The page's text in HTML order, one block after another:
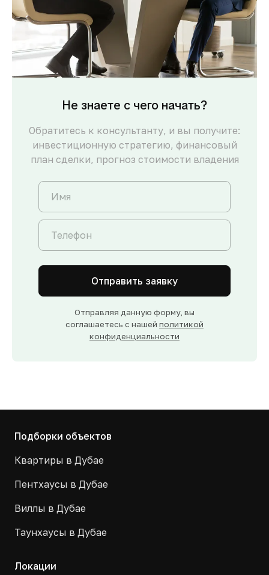
Не знаете с чего начать?
Обратитесь к консультанту, и вы получите:
инвестиционную стратегию, финансовый
план сделки, прогноз стоимости владения
Отправить заявку
Отправляя данную форму, вы
соглашаетесь с нашей политикой
конфиденциальности
Подборки объектов
Квартиры в Дубае
Пентхаусы в Дубае
Виллы в Дубае
Таунхаусы в Дубае
Локации